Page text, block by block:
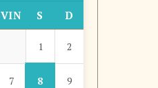
VIN S D
1 2
7 8 9